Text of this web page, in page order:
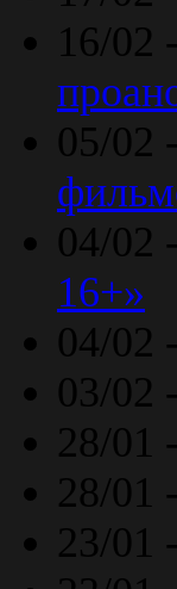
16/02 -
05/02 -
04/02 -
16+»
04/02 -
03/02 -
28/01 -
28/01 -
23/01 -